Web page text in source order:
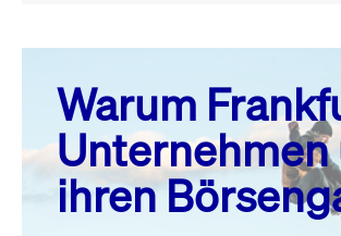
August 26
MO. DI. MI. DO. FR.
3
4 5 6 7
Warum
Unternehmen
ihren